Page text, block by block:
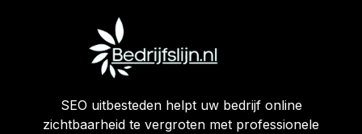
SEO uitbesteden helpt uw bedrijf online
zichtbaarheid te vergroten met professionele